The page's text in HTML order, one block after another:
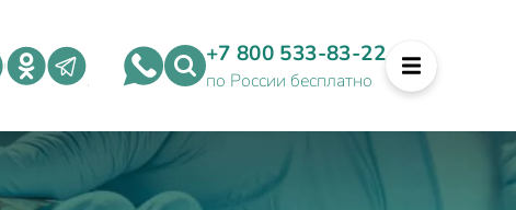
+7 800 533-83-22
по России бесплатно